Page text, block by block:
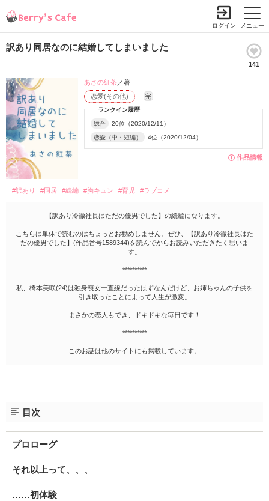
メニュー
ログイン
訳あり同居なのに結婚してしまいました
141
作品情報
ランクイン履歴
総合 20位（2020/12/11）
恋愛（中・短編） 4位（2020/12/04）
恋愛(その他) 完
あさの紅茶／著
#訳あり #同居 #続編 #胸キュン #育児 #ラブコメ
【訳あり冷徹社長はただの優男でした】の続編になります。
こちらは単体で読むのはちょっとお勧めしません。ぜひ、【訳あり冷徹社長はた
だの優男でした】(作品番号1589344)を読んでからお読みいただきたく思いま
す。
**********
私、橋本美咲(24)は独身喪女一直線だったはずなんだけど、お姉ちゃんの子供を
引き取ったことによって人生が激変。
まさかの恋人もでき、ドキドキな毎日です！
**********
このお話は他のサイトにも掲載しています。
目次
プロローグ
それ以上って、、、
……初体験